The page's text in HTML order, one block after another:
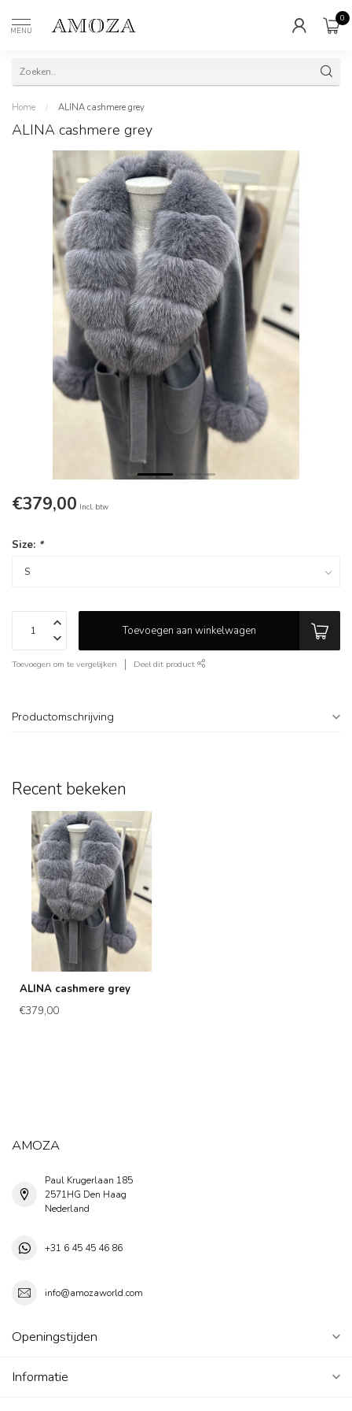
MENU
0
Home / ALINA cashmere grey
ALINA cashmere grey
€379,00 Incl. btw
Size: *
Toevoegen aan winkelwagen
Toevoegen om te vergelijken Deel dit product
Productomschrijving
Recent bekeken
ALINA cashmere grey
€379,00
AMOZA
Paul Krugerlaan 185
2571HG Den Haag
Nederland
+31 6 45 45 46 86
info@amozaworld.com
Openingstijden
Informatie